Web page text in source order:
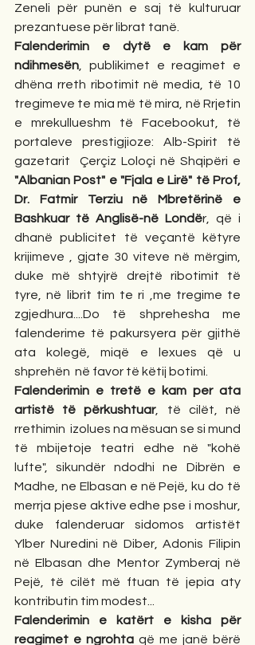
Zeneli për punën e saj të kulturuar
prezantuese për librat tanë.
Falenderimin e dytë e kam për
ndihmesën , publikimet e reagimet e
dhëna rreth ribotimit në media, të 10
tregimeve te mia më të mira, në Rrjetin
e mrekullueshm të Facebookut, të
portaleve prestigjioze: Alb-Spirit të
"Albanian Post" e "Fjala e Lirë" të Prof,
Dr. Fatmir Terziu në Mbretërinë e
Bashkuar të Anglisë-në Londër, që i
dhanë publicitet të veçantë këtyre
krijimeve , gjate 30 viteve në mërgim,
duke më shtyjrë drejtë ribotimit të
tyre, në librit tim te ri ,me tregime te
zgjedhura....Do të shprehesha me
falenderime të pakursyera për gjithë
ata kolegë, miqë e lexues që u
shprehën  në favor të këtij botimi.
Falenderimin e tretë e kam per ata
artistë të përkushtuar, të cilët, në
rrethimin  izolues na mësuan se si mund
të mbijetoje teatri edhe në "kohë
lufte", sikundër ndodhi ne Dibrën e
Madhe, ne Elbasan e në Pejë, ku do të
merrja pjese aktive edhe pse i moshur,
duke falenderuar sidomos artistët
Ylber Nuredini në Diber, Adonis Filipin
në Elbasan dhe Mentor Zymberaj në
Pejë, të cilët më ftuan të jepia aty
kontributin tim modest...
Falenderimin e katërt e kisha për
reagimet e ngrohta që me janë bërë